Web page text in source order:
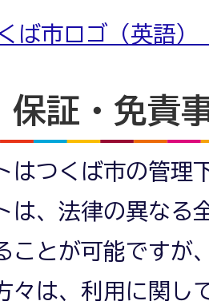
ば市ロゴ（英語）
保証・免責
はつくば市の管理
は、法律の異なる
ことが可能ですが
々は、利用に関し